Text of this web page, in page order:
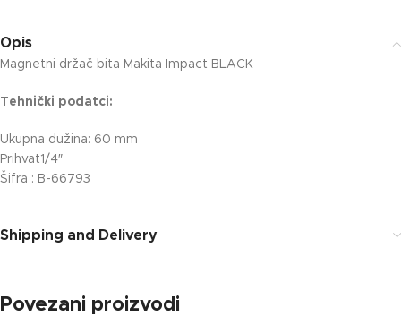
Opis
Magnetni držač bita Makita Impact BLACK
Tehnički podatci:
Ukupna dužina: 60 mm
Prihvat1/4″
Šifra : B-66793
Shipping and Delivery
Povezani proizvodi